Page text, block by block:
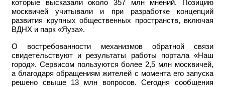
которые высказали около 357 млн мнений. Позицию
москвичей учитывали и при разработке концепций
развития крупных общественных пространств, включая
ВДНХ и парк «Яуза».
О востребованности механизмов обратной связи
свидетельствуют и результаты работы портала «Наш
город». Сервисом пользуются более 2,5 млн москвичей,
а благодаря обращениям жителей с момента его запуска
решено свыше 13 млн вопросов. Сегодня сообщения